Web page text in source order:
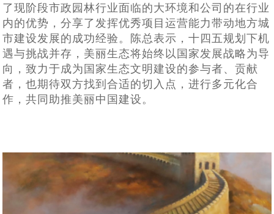
了现阶段市政园林行业面临的大环境和公司 的在行业
内的优势 ，分享了发挥优秀项目运营能力带动地方城
市建设发展的成功经验 。陈总表示，十四五规划下机
遇与挑战并存，美丽生态将始终以国家发展战略为导
向，致力于成为国家生态文明建设的参与者、贡献
者 ，也期待双方找到合适的切入点，进行多元化合
作，共同助推美丽中国建设。